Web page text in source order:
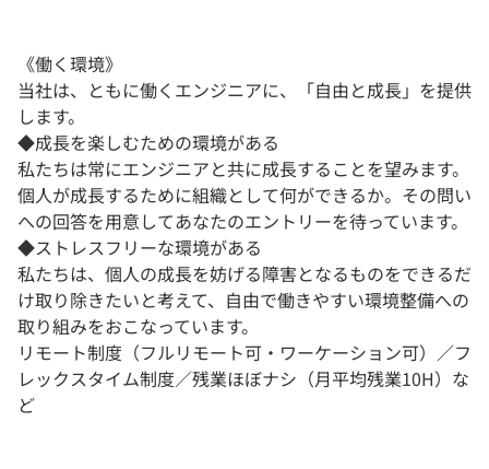
《働く環境》
当社は、ともに働くエンジニアに、「自由と成長」を提供
します。
◆成長を楽しむための環境がある
私たちは常にエンジニアと共に成長することを望みます。
個人が成長するために組織として何ができるか。その問い
への回答を用意してあなたのエントリーを待っています。
◆ストレスフリーな環境がある
私たちは、個人の成長を妨げる障害となるものをできるだ
け取り除きたいと考えて、自由で働きやすい環境整備への
取り組みをおこなっています。
リモート制度（フルリモート可・ワーケーション可）／フ
レックスタイム制度／残業ほぼナシ（月平均残業10H）な
ど